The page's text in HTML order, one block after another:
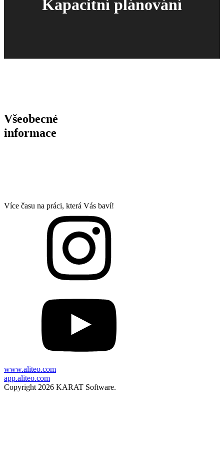
Kapacitní plánování
Všeobecné
informace
Více času na práci, která Vás baví!
www.aliteo.com
app.aliteo.com
Copyright 2026 KARAT Software.